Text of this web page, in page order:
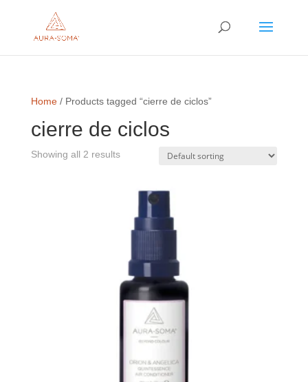
Home/ Products tagged “cierre de ciclos”
cierre de ciclos
Showing all 2 results